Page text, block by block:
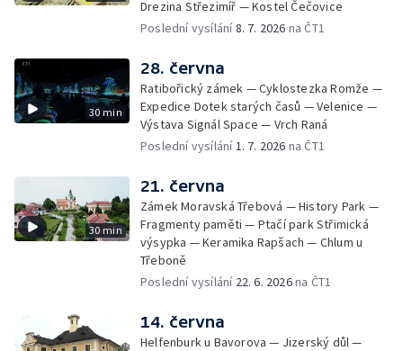
Drezina Střezimíř — Kostel Čečovice
Poslední vysílání8. 7. 2026 na ČT1
30 min
28. června
Ratibořický zámek — Cyklostezka Romže —
Expedice Dotek starých časů — Velenice —
Výstava Signál Space — Vrch Raná
Poslední vysílání1. 7. 2026 na ČT1
30 min
21. června
Zámek Moravská Třebová — History Park —
Fragmenty paměti — Ptačí park Střimická
výsypka — Keramika Rapšach — Chlum u
Třeboně
Poslední vysílání 22. 6. 2026na ČT1
14. června
Helfenburk u Bavorova — Jizerský důl —